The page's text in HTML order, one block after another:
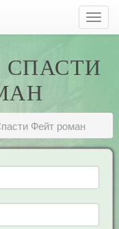
СПАСТИ
Фейт роман